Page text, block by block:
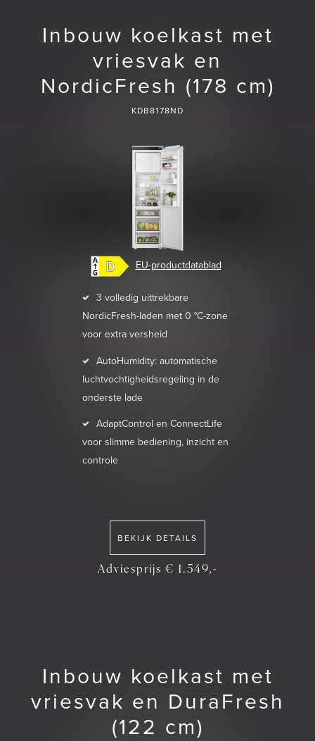
Inbouw koelkast met
vriesvak en
NordicFresh (178 cm)
KDB8178ND
EU-productdatablad
3 volledig uittrekbare
NordicFresh-laden met 0 °C-zone
voor extra versheid
AutoHumidity: automatische
luchtvochtigheidsregeling in de
onderste lade
AdaptControl en ConnectLife
voor slimme bediening, inzicht en
controle
BEKIJK DETAILS
Adviesprijs € 1.549,-
Inbouw koelkast met
vriesvak en DuraFresh
(122 cm)